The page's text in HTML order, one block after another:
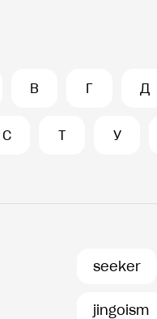
В Г Д
С Т У
seeker
jingoism